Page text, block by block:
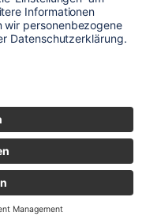
und Versandkosten
nur an gewerbliche
Herstellers
Fall ein Angebot bzw.
entsprechen nicht immer
Produkte zeigen.
|Impressum